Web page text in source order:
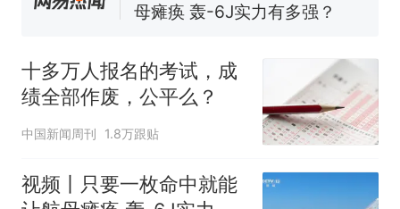
母瘫痪 轰-6J实力有多强？
电力部门回应
佛山一中学招聘物理教师，笔
试前13名均遭淘汰？教育局：
已叫停招聘，成立调查组全面
热 十多万人报名的考试，成绩
十多万人报名的考试，成
绩全部作废，公平么？
中国新闻周刊 1.8万跟贴
视频丨只要一枚命中就能